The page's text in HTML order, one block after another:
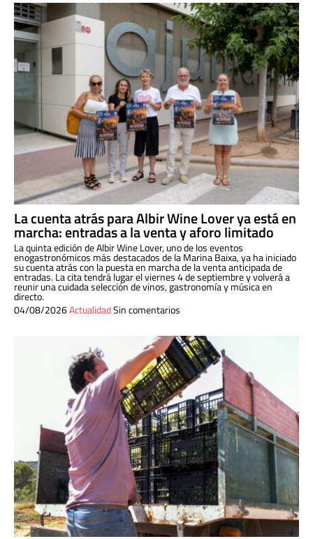
La cuenta atrás para Albir Wine Lover ya está en
marcha: entradas a la venta y aforo limitado
La quinta edición de Albir Wine Lover, uno de los eventos
enogastronómicos más destacados de la Marina Baixa, ya ha iniciado
su cuenta atrás con la puesta en marcha de la venta anticipada de
entradas. La cita tendrá lugar el viernes 4 de septiembre y volverá a
reunir una cuidada selección de vinos, gastronomía y música en
directo.
04/08/2026ActualidadSin comentarios